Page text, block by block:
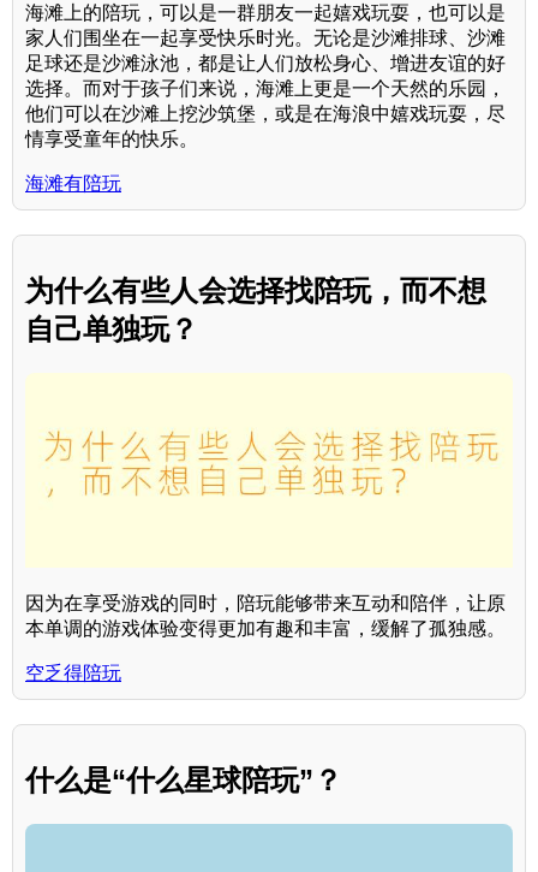
海滩上的陪玩，可以是一群朋友一起嬉戏玩耍，也可以是
家人们围坐在一起享受快乐时光。无论是沙滩排球、沙滩
足球还是沙滩泳池，都是让人们放松身心、增进友谊的好
选择。而对于孩子们来说，海滩上更是一个天然的乐园，
他们可以在沙滩上挖沙筑堡，或是在海浪中嬉戏玩耍，尽
情享受童年的快乐。
海滩有陪玩
为什么有些人会选择找陪玩，而不想
自己单独玩？
因为在享受游戏的同时，陪玩能够带来互动和陪伴，让原
本单调的游戏体验变得更加有趣和丰富，缓解了孤独感。
空乏得陪玩
什么是“什么星球陪玩”？